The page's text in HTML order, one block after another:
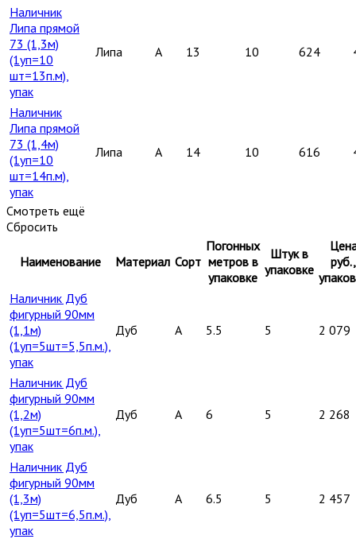
Наличник
Липа прямой
73 (1,3м)
(1уп=10
шт=13п.м),
упак
Липа A 13 10 624
Наличник
Липа прямой
73 (1,4м)
(1уп=10
шт=14п.м),
упак
Липа A 14 10 616
Смотреть ещё
Сбросить
Наименование Материал Сорт
Погонных
метров в
упаковке
Штук в
упаковке
руб.,
Наличник Дуб
фигурный 90мм
(1,1м)
(1уп=5шт=5,5п.м.),
упак
Дуб A 5.5 5 2 079
Наличник Дуб
фигурный 90мм
(1,2м)
(1уп=5шт=6п.м.),
упак
Дуб A 6 5 2 268
Наличник Дуб
фигурный 90мм
(1,3м)
(1уп=5шт=6,5п.м.),
упак
Дуб A 6.5 5 2 457